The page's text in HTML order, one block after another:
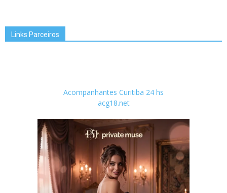
Links Parceiros
Acompanhantes Curitiba 24 hs
acg18.net